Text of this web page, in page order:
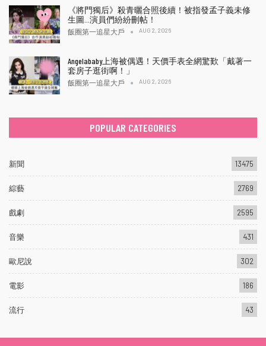
《將門獨后》殺青曬合照後續！被指發孟子義未修
生圖…演員們紛紛刪帖！
飯圈第一追星大戶 AUG 2, 2026
Angelababy上海被偶遇！天價手表全網驚歎「戴著一
套房子逛街啊！」
飯圈第一追星大戶 AUG 2, 2026
POPULAR CATEGORIES
新聞 13475
綜藝 2769
戲劇 2595
音樂 431
歐尼說 302
電影 186
流行 43